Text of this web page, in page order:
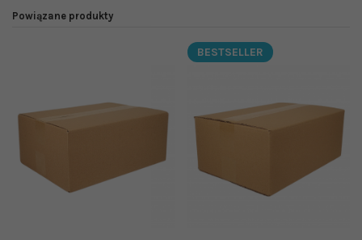
Powiązane produkty
BESTSELLER